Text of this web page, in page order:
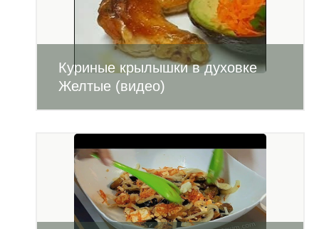
Куриные крылышки в духовке
Желтые (видео)